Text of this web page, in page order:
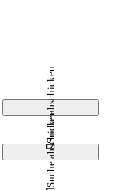
Suche abschicken
Suche abschicken